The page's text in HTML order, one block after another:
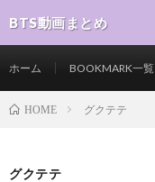
BTS動画まとめ
ホーム BOOKMARK一覧
HOME グクテテ
グクテテ